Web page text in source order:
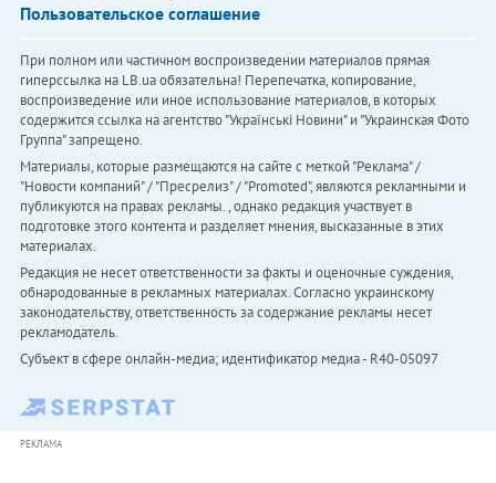
Пользовательское соглашение
При полном или частичном воспроизведении материалов прямая
гиперссылка на LB.ua обязательна! Перепечатка, копирование,
воспроизведение или иное использование материалов, в которых
содержится ссылка на агентство "Українськi Новини" и "Украинская Фото
Группа" запрещено.
Материалы, которые размещаются на сайте с меткой "Реклама" /
"Новости компаний" / "Пресрелиз" / "Promoted", являются рекламными и
публикуются на правах рекламы. , однако редакция участвует в
подготовке этого контента и разделяет мнения, высказанные в этих
материалах.
Редакция не несет ответственности за факты и оценочные суждения,
обнародованные в рекламных материалах. Согласно украинскому
законодательству, ответственность за содержание рекламы несет
рекламодатель.
Субъект в сфере онлайн-медиа; идентификатор медиа - R40-05097
РЕКЛАМА